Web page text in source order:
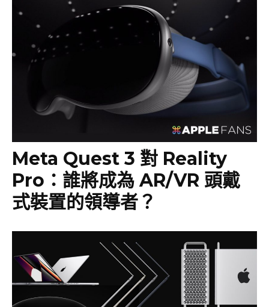
Meta Quest 3 對 Reality
Pro：誰將成為 AR/VR 頭戴
式裝置的領導者？